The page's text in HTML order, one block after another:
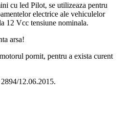
cu led Pilot, se utilizeaza pentru
electrice ale vehiculelor
12 Vcc tensiune nominala.
arsa!
pornit, pentru a exista curent
12.06.2015.